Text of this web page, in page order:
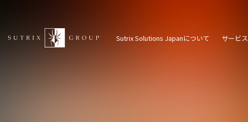
Sutrix Solutions Japanについて サービス